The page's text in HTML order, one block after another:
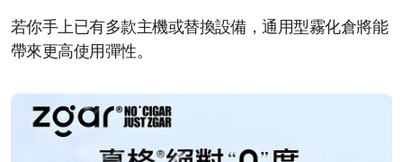
若你手上已有多款主機或替換設備，通用型霧化倉將能
帶來更高使用彈性。